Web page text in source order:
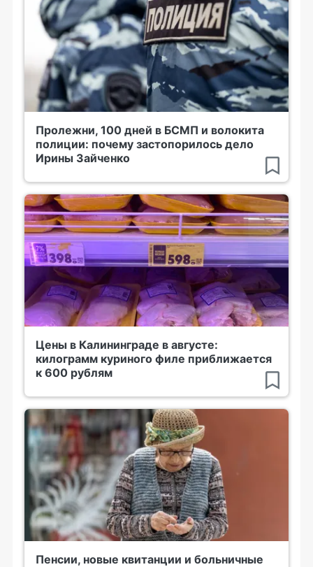
Пролежни, 100 дней в БСМП и волокита
полиции: почему застопорилось дело
Ирины Зайченко
Цены в Калининграде в августе:
килограмм куриного филе приближается
к 600 рублям
Пенсии, новые квитанции и больничные